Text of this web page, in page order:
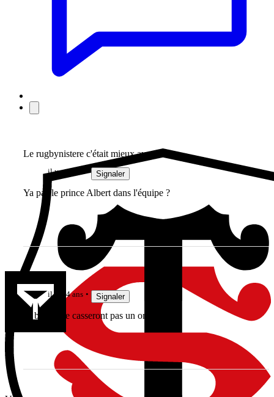
Le rugbynistere c'était mieux avant...
il y a 4 ans Signaler
Ya pas le prince Albert dans l'équipe ?
il y a 4 ans Signaler
Et bè , ils se casseront pas un ongle .